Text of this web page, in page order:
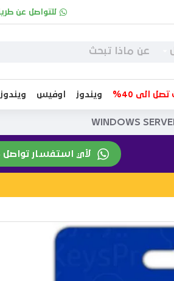
للتواصل عن
الى 40% ويندوز اوفيس
WINDOWS
لأي استفسار تواصل